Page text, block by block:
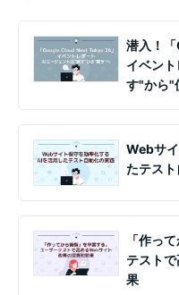
潜入！
イベン
す"から"
Webサ
たテス
「作っ
テスト
果